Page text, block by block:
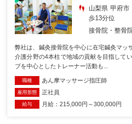
山梨県 甲府
歩13分位
接骨院・整骨
弊社は、鍼灸接骨院を中心に在宅鍼灸マッ
介護分野の4本柱で地域の貢献を目指して
ブを中心としたトレーナー活動も...
職種 あん摩マッサージ指圧師
雇用形態 正社員
給与 月給：215,000円～300,000円